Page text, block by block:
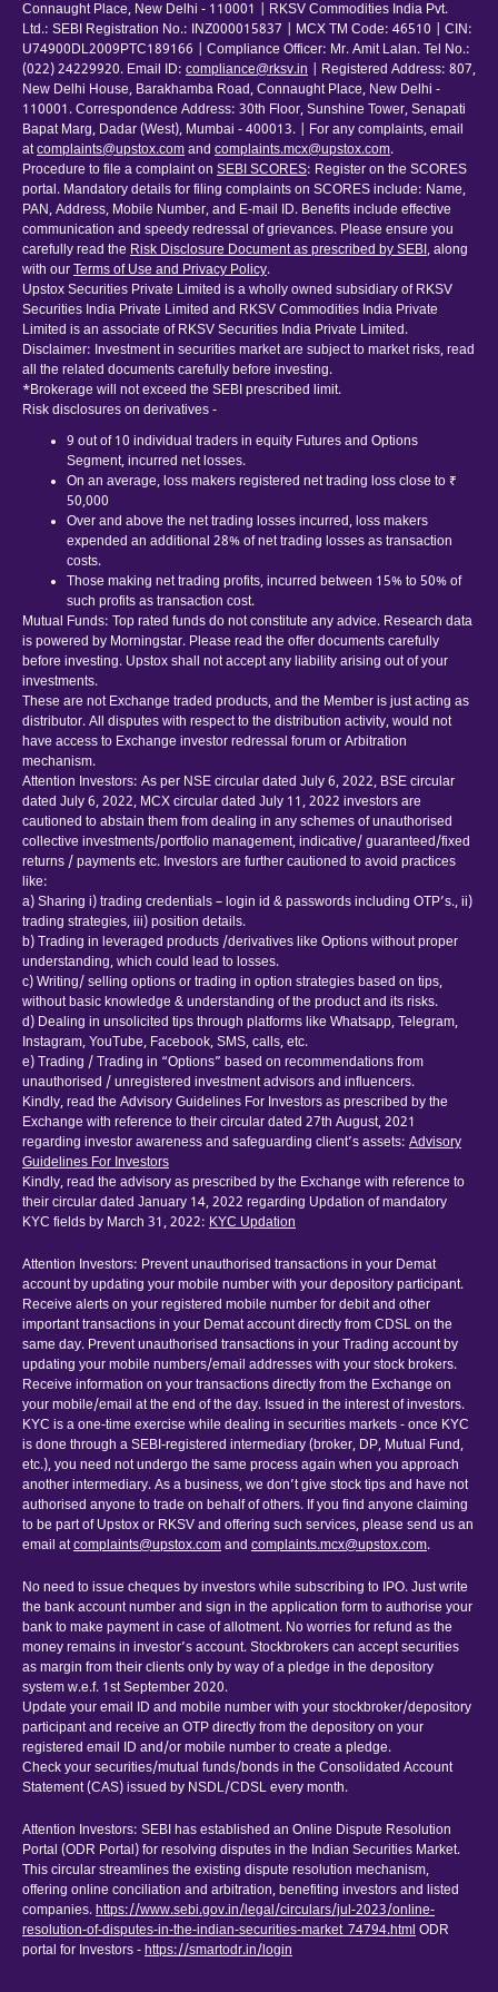
Connaught Place, New Delhi - 110001 | RKSV Commodities India Pvt.
Ltd.: SEBI Registration No.: INZ000015837 | MCX TM Code: 46510 | CIN:
U74900DL2009PTC189166 | Compliance Officer: Mr. Amit Lalan. Tel No.:
(022) 24229920. Email ID: compliance@rksv.in
| Registered Address: 807,
New Delhi House, Barakhamba Road, Connaught Place, New Delhi -
110001. Correspondence Address: 30th Floor, Sunshine Tower, Senapati
Bapat Marg, Dadar (West), Mumbai - 400013. | For any complaints, email
atcomplaints@upstox.comand complaints.mcx@upstox.com.
Procedure to file a complaint on SEBI SCORES: Register on the SCORES
portal. Mandatory details for filing complaints on SCORES include: Name,
PAN, Address, Mobile Number, and E-mail ID. Benefits include effective
communication and speedy redressal of grievances. Please ensure you
carefully read the Risk Disclosure Document as prescribed by SEBI, along
with ourTerms of Use and Privacy Policy.
Upstox Securities Private Limited is a wholly owned subsidiary of RKSV
Securities India Private Limited and RKSV Commodities India Private
Limited is an associate of RKSV Securities India Private Limited.
Disclaimer: Investment in securities market are subject to market risks, read
all the related documents carefully before investing.
*Brokerage will not exceed the SEBI prescribed limit.
Risk disclosures on derivatives -
9 out of 10 individual traders in equity Futures and Options
Segment, incurred net losses.
On an average, loss makers registered net trading loss close to ₹
50,000
Over and above the net trading losses incurred, loss makers
expended an additional 28% of net trading losses as transaction
costs.
Those making net trading profits, incurred between 15% to 50% of
such profits as transaction cost.
Mutual Funds: Top rated funds do not constitute any advice. Research data
is powered by Morningstar. Please read the offer documents carefully
before investing. Upstox shall not accept any liability arising out of your
investments.
These are not Exchange traded products, and the Member is just acting as
distributor. All disputes with respect to the distribution activity, would not
have access to Exchange investor redressal forum or Arbitration
mechanism.
Attention Investors: As per NSE circular dated July 6, 2022, BSE circular
dated July 6, 2022, MCX circular dated July 11, 2022 investors are
cautioned to abstain them from dealing in any schemes of unauthorised
collective investments/portfolio management, indicative/ guaranteed/fixed
returns / payments etc. Investors are further cautioned to avoid practices
like:
a) Sharing i) trading credentials – login id & passwords including OTP’s., ii)
trading strategies, iii) position details.
b) Trading in leveraged products /derivatives like Options without proper
understanding, which could lead to losses.
c) Writing/ selling options or trading in option strategies based on tips,
without basic knowledge & understanding of the product and its risks.
d) Dealing in unsolicited tips through platforms like Whatsapp, Telegram,
Instagram, YouTube, Facebook, SMS, calls, etc.
e) Trading / Trading in “Options” based on recommendations from
unauthorised / unregistered investment advisors and influencers.
Kindly, read the Advisory Guidelines For Investors as prescribed by the
Exchange with reference to their circular dated 27th August, 2021
regarding investor awareness and safeguarding client’s assets: Advisory
Guidelines For Investors
Kindly, read the advisory as prescribed by the Exchange with reference to
their circular dated January 14, 2022 regarding Updation of mandatory
KYC fields by March 31, 2022: KYC Updation
Attention Investors: Prevent unauthorised transactions in your Demat
account by updating your mobile number with your depository participant.
Receive alerts on your registered mobile number for debit and other
important transactions in your Demat account directly from CDSL on the
same day. Prevent unauthorised transactions in your Trading account by
updating your mobile numbers/email addresses with your stock brokers.
Receive information on your transactions directly from the Exchange on
your mobile/email at the end of the day. Issued in the interest of investors.
KYC is a one-time exercise while dealing in securities markets - once KYC
is done through a SEBI-registered intermediary (broker, DP, Mutual Fund,
etc.), you need not undergo the same process again when you approach
another intermediary. As a business, we don’t give stock tips and have not
authorised anyone to trade on behalf of others. If you find anyone claiming
to be part of Upstox or RKSV and offering such services, please send us an
email atcomplaints@upstox.comand complaints.mcx@upstox.com.
No need to issue cheques by investors while subscribing to IPO. Just write
the bank account number and sign in the application form to authorise your
bank to make payment in case of allotment. No worries for refund as the
money remains in investor’s account. Stockbrokers can accept securities
as margin from their clients only by way of a pledge in the depository
system w.e.f. 1st September 2020.
Update your email ID and mobile number with your stockbroker/depository
participant and receive an OTP directly from the depository on your
registered email ID and/or mobile number to create a pledge.
Check your securities/mutual funds/bonds in the Consolidated Account
Statement (CAS) issued by NSDL/CDSL every month.
Attention Investors: SEBI has established an Online Dispute Resolution
Portal (ODR Portal) for resolving disputes in the Indian Securities Market.
This circular streamlines the existing dispute resolution mechanism,
offering online conciliation and arbitration, benefiting investors and listed
companies.https://www.sebi.gov.in/legal/circulars/jul-2023/online-
resolution-of-disputes-in-the-indian-securities-market_74794.html ODR
portal for Investors -https://smartodr.in/login